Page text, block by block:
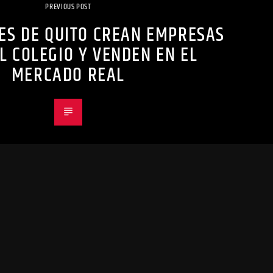
PREVIOUS POST
DE QUITO CREAN EMPRESAS
COLEGIO Y VENDEN EN EL
MERCADO REAL